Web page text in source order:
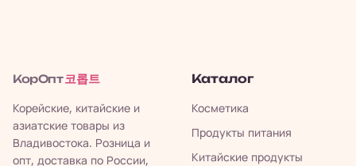
КорОпт 코롭트
Корейские, китайские и
азиатские товары из
Владивостока. Розница и
опт, доставка по России,
Каталог
Косметика
Продукты питания
Китайские продукты